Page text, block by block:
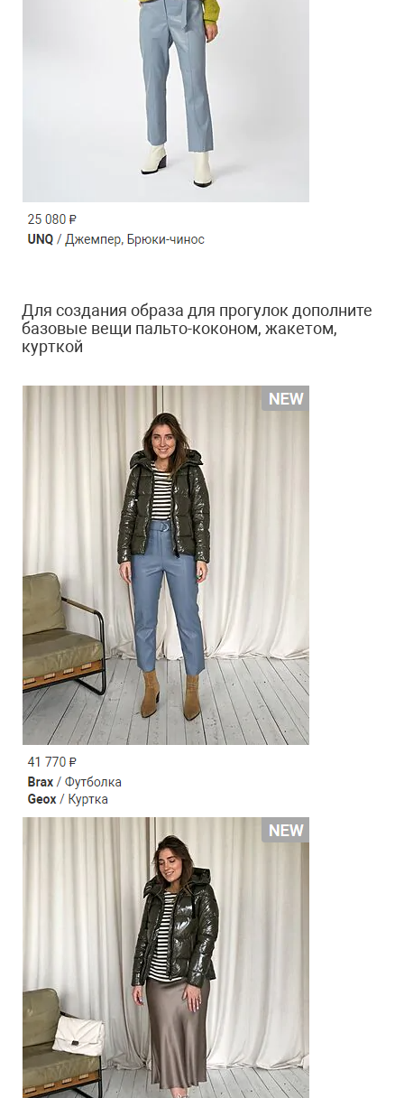
Для создания образа для прогулок дополните
базовые вещи пальто-коконом, жакетом,
курткой